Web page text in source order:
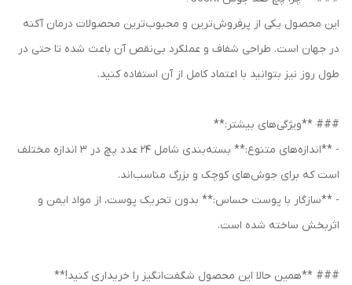
این محصول یکی از پرفروش‌ترین و محبوب‌ترین محصولات درمان آکنه
در جهان است. طراحی شفاف و عملکرد بی‌نقص آن باعث شده تا حتی در
طول روز نیز بتوانید با اعتماد کامل از آن استفاده کنید.
### **ویژگی‌های بیشتر:**
- **اندازه‌های متنوع:** بسته‌بندی شامل ۲۴ عدد پچ در ۳ اندازه مختلف
است که برای جوش‌های کوچک و بزرگ مناسب‌اند.
- **سازگار با پوست حساس:** بدون تحریک پوست، از مواد ایمن و
اثربخش ساخته شده است.
### **همین حالا این محصول شگفت‌انگیز را خریداری کنید!**